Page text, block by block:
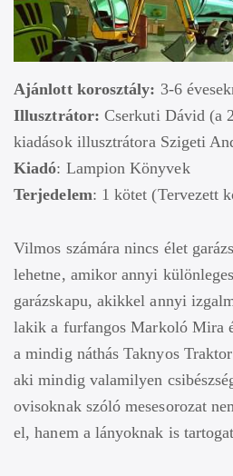
Ajánlott korosztály: 3-6
Illusztrátor: Cserkuti Dávid (a
kiadások illusztrátora Szigeti
Kiadó: Lampion Könyvek
Terjedelem: 1 kötet (Tervezett
Vilmos számára nincs élet
lehetne, amikor annyi
garázskapu, akikkel annyi
lakik a furfangos Markoló Mira
a mindig náthás Taknyos
aki mindig valamilyen
ovisoknak szóló mesesorozat
el, hanem a lányoknak is